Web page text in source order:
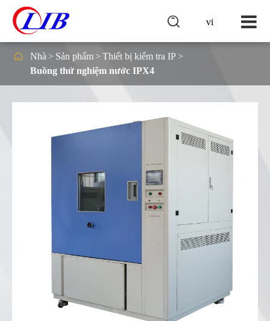
vi

 Nhà Sản phẩm
Thiết bị kiểm tra IP
Buồng thử nghiệm nước IPX4